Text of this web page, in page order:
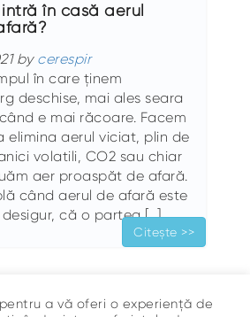
în casă aerul
by cerespir
în care ținem
deschise, mai ales seara
e mai răcoare. Facem
elimina aerul viciat, plin de
volatili, CO2 sau chiar
aer proaspăt de afară.
când aerul de afară este
că o partea […]
Citește >>
a vă oferi o experiență de